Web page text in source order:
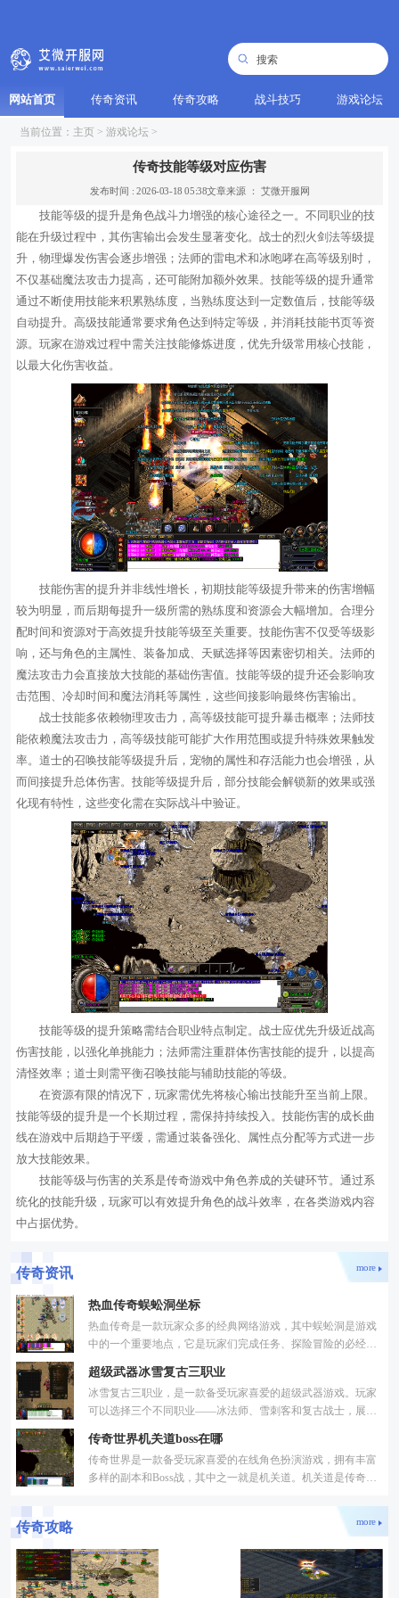
网站首页 传奇资讯 传奇攻略 战斗技巧 游戏论坛
当前位置： 主页 > 游戏论坛 >
传奇技能等级对应伤害
发布时间 : 2026-03-18 05:38文章来源 ： 艾微开服网
技能等级的提升是角色战斗力增强的核心途径之一。不同职业的技
能在升级过程中，其伤害输出会发生显著变化。战士的烈火剑法等级提
升，物理爆发伤害会逐步增强；法师的雷电术和冰咆哮在高等级别时，
不仅基础魔法攻击力提高，还可能附加额外效果。技能等级的提升通常
通过不断使用技能来积累熟练度，当熟练度达到一定数值后，技能等级
自动提升。高级技能通常要求角色达到特定等级，并消耗技能书页等资
源。玩家在游戏过程中需关注技能修炼进度，优先升级常用核心技能，
以最大化伤害收益。
技能伤害的提升并非线性增长，初期技能等级提升带来的伤害增幅
较为明显，而后期每提升一级所需的熟练度和资源会大幅增加。合理分
配时间和资源对于高效提升技能等级至关重要。技能伤害不仅受等级影
响，还与角色的主属性、装备加成、天赋选择等因素密切相关。法师的
魔法攻击力会直接放大技能的基础伤害值。技能等级的提升还会影响攻
击范围、冷却时间和魔法消耗等属性，这些间接影响最终伤害输出。
战士技能多依赖物理攻击力，高等级技能可提升暴击概率；法师技
能依赖魔法攻击力，高等级技能可能扩大作用范围或提升特殊效果触发
率。道士的召唤技能等级提升后，宠物的属性和存活能力也会增强，从
而间接提升总体伤害。技能等级提升后，部分技能会解锁新的效果或强
化现有特性，这些变化需在实际战斗中验证。
技能等级的提升策略需结合职业特点制定。战士应优先升级近战高
伤害技能，以强化单挑能力；法师需注重群体伤害技能的提升，以提高
清怪效率；道士则需平衡召唤技能与辅助技能的等级。
在资源有限的情况下，玩家需优先将核心输出技能升至当前上限。
技能等级的提升是一个长期过程，需保持持续投入。技能伤害的成长曲
线在游戏中后期趋于平缓，需通过装备强化、属性点分配等方式进一步
放大技能效果。
技能等级与伤害的关系是传奇游戏中角色养成的关键环节。通过系
统化的技能升级，玩家可以有效提升角色的战斗效率，在各类游戏内容
中占据优势。
传奇资讯 more
热血传奇蜈蚣洞坐标
热血传奇是一款玩家众多的经典网络游戏，其中蜈蚣洞是游戏
中的一个重要地点，它是玩家们完成任务、探险冒险的必经之
超级武器冰雪复古三职业
冰雪复古三职业，是一款备受玩家喜爱的超级武器游戏。玩家
可以选择三个不同职业——冰法师、雪刺客和复古战士，展开
传奇世界机关道boss在哪
传奇世界是一款备受玩家喜爱的在线角色扮演游戏，拥有丰富
多样的副本和Boss战，其中之一就是机关道。机关道是传奇世
传奇攻略 more